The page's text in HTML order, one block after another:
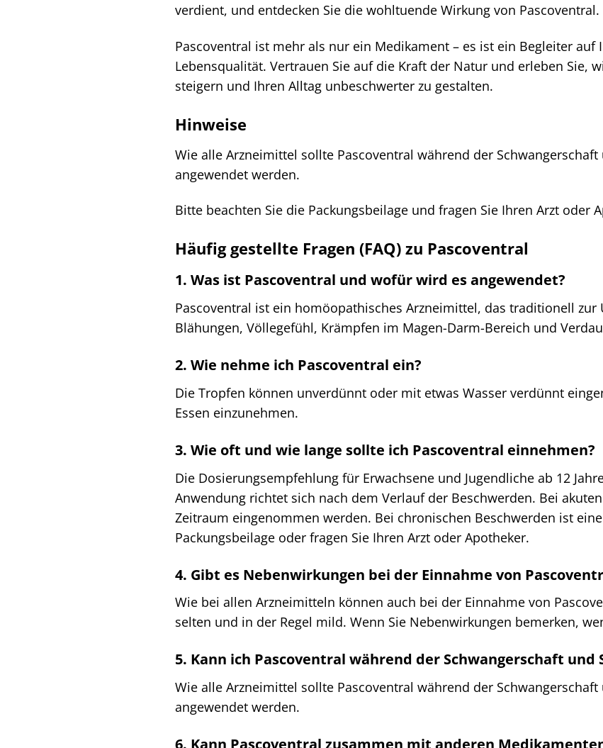
verdient, und entdecken Sie die wohltuende Wirkung von Pascoventral.
Pascoventral ist mehr als nur ein Medikament – es ist ein Begleiter
Lebensqualität. Vertrauen Sie auf die Kraft der Natur und erleben Sie,
steigern und Ihren Alltag unbeschwerter zu gestalten.
Hinweise
Wie alle Arzneimittel sollte Pascoventral während der
angewendet werden.
Bitte beachten Sie die Packungsbeilage und fragen Sie Ihren Arzt oder
Häufig gestellte Fragen (FAQ) zu Pascoventral
1. Was ist Pascoventral und wofür wird es angewendet?
Pascoventral ist ein homöopathisches Arzneimittel, das traditionell
Blähungen, Völlegefühl, Krämpfen im Magen-Darm-Bereich und
2. Wie nehme ich Pascoventral ein?
Die Tropfen können unverdünnt oder mit etwas Wasser verdünnt
Essen einzunehmen.
3. Wie oft und wie lange sollte ich Pascoventral einnehmen?
Die Dosierungsempfehlung für Erwachsene und Jugendliche ab 12
Anwendung richtet sich nach dem Verlauf der Beschwerden. Bei
Zeitraum eingenommen werden. Bei chronischen Beschwerden ist
Packungsbeilage oder fragen Sie Ihren Arzt oder Apotheker.
4. Gibt es Nebenwirkungen bei der Einnahme von
Wie bei allen Arzneimitteln können auch bei der Einnahme von
selten und in der Regel mild. Wenn Sie Nebenwirkungen bemerken,
5. Kann ich Pascoventral während der Schwangerschaft
Wie alle Arzneimittel sollte Pascoventral während der
angewendet werden.
6. Kann Pascoventral zusammen mit anderen